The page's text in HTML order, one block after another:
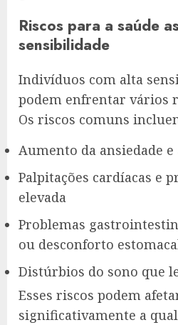
Riscos para a saúde
sensibilidade
Indivíduos com alta
podem enfrentar vários
Os riscos comuns
Aumento da ansiedade
Palpitações cardíacas e
elevada
Problemas
ou desconforto
Distúrbios do sono que
Esses riscos podem
significativamente a